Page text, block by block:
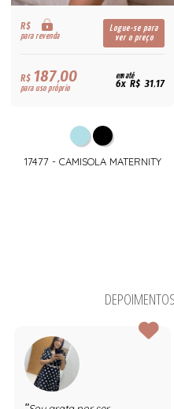
R$
para revenda
Logue-se para
ver o preço
R$187,00
para uso próprio
em até
6x R$ 31,17
17477 - CAMISOLA MATERNITY